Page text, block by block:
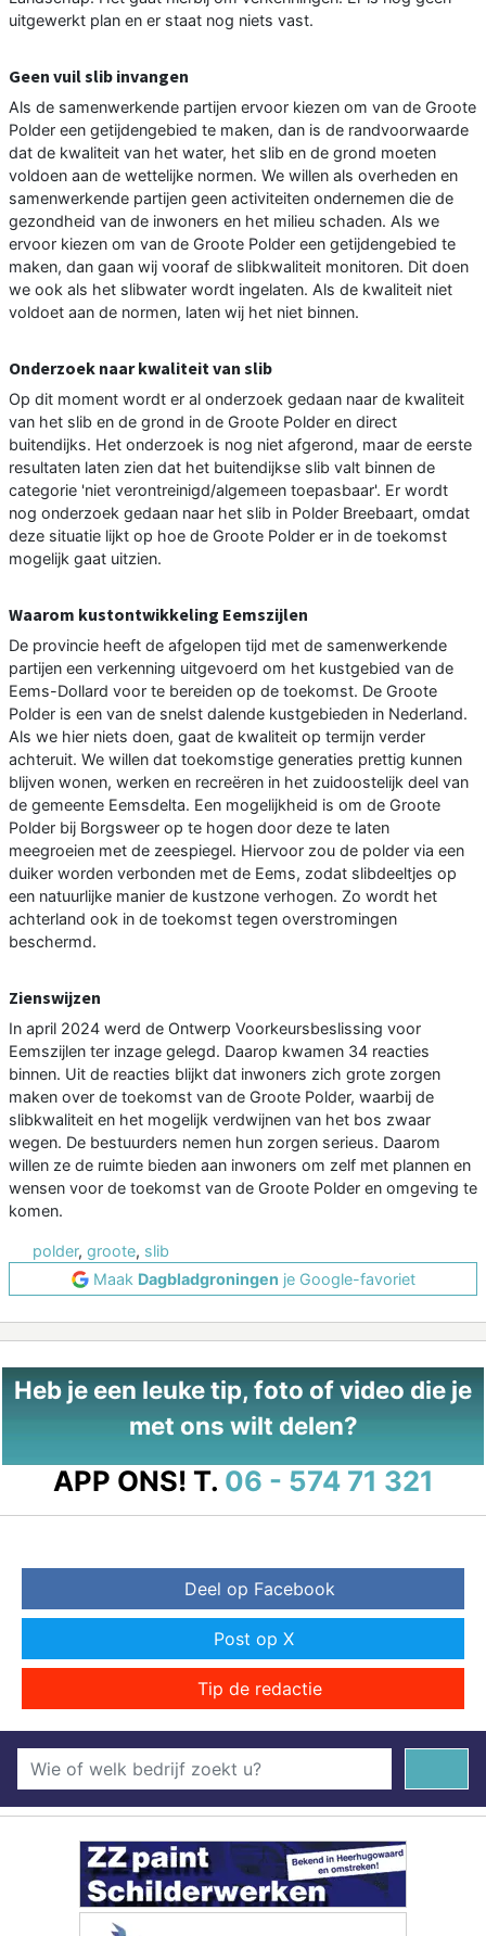
uitgewerkt plan en er staat nog niets vast.
Geen vuil slib invangen
Als de samenwerkende partijen ervoor kiezen om van de Groote
Polder een getijdengebied te maken, dan is de randvoorwaarde
dat de kwaliteit van het water, het slib en de grond moeten
voldoen aan de wettelijke normen. We willen als overheden en
samenwerkende partijen geen activiteiten ondernemen die de
gezondheid van de inwoners en het milieu schaden. Als we
ervoor kiezen om van de Groote Polder een getijdengebied te
maken, dan gaan wij vooraf de slibkwaliteit monitoren. Dit doen
we ook als het slibwater wordt ingelaten. Als de kwaliteit niet
voldoet aan de normen, laten wij het niet binnen.
Onderzoek naar kwaliteit van slib
Op dit moment wordt er al onderzoek gedaan naar de kwaliteit
van het slib en de grond in de Groote Polder en direct
buitendijks. Het onderzoek is nog niet afgerond, maar de eerste
resultaten laten zien dat het buitendijkse slib valt binnen de
categorie 'niet verontreinigd/algemeen toepasbaar'. Er wordt
nog onderzoek gedaan naar het slib in Polder Breebaart, omdat
deze situatie lijkt op hoe de Groote Polder er in de toekomst
mogelijk gaat uitzien.
Waarom kustontwikkeling Eemszijlen
De provincie heeft de afgelopen tijd met de samenwerkende
partijen een verkenning uitgevoerd om het kustgebied van de
Eems-Dollard voor te bereiden op de toekomst. De Groote
Polder is een van de snelst dalende kustgebieden in Nederland.
Als we hier niets doen, gaat de kwaliteit op termijn verder
achteruit. We willen dat toekomstige generaties prettig kunnen
blijven wonen, werken en recreëren in het zuidoostelijk deel van
de gemeente Eemsdelta. Een mogelijkheid is om de Groote
Polder bij Borgsweer op te hogen door deze te laten
meegroeien met de zeespiegel. Hiervoor zou de polder via een
duiker worden verbonden met de Eems, zodat slibdeeltjes op
een natuurlijke manier de kustzone verhogen. Zo wordt het
achterland ook in de toekomst tegen overstromingen
beschermd.
Zienswijzen
In april 2024 werd de Ontwerp Voorkeursbeslissing voor
Eemszijlen ter inzage gelegd. Daarop kwamen 34 reacties
binnen. Uit de reacties blijkt dat inwoners zich grote zorgen
maken over de toekomst van de Groote Polder, waarbij de
slibkwaliteit en het mogelijk verdwijnen van het bos zwaar
wegen. De bestuurders nemen hun zorgen serieus. Daarom
willen ze de ruimte bieden aan inwoners om zelf met plannen en
wensen voor de toekomst van de Groote Polder en omgeving te
komen.
polder, groote, slib
Maak Dagbladgroningen je Google-favoriet
Heb je een leuke tip, foto of video die je
met ons wilt delen?
APP ONS! T. 06 - 574 71 321
Deel op Facebook
Post op X
Tip de redactie